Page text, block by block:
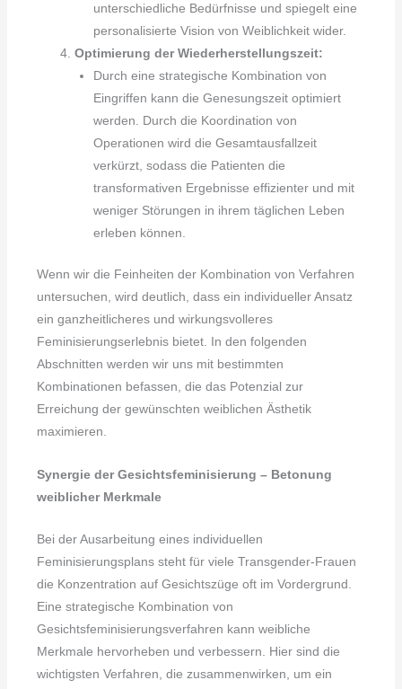
unterschiedliche Bedürfnisse und spiegelt eine
personalisierte Vision von Weiblichkeit wider.
Optimierung der Wiederherstellungszeit:
Durch eine strategische Kombination von
Eingriffen kann die Genesungszeit optimiert
werden. Durch die Koordination von
Operationen wird die Gesamtausfallzeit
verkürzt, sodass die Patienten die
transformativen Ergebnisse effizienter und mit
weniger Störungen in ihrem täglichen Leben
erleben können.
Wenn wir die Feinheiten der Kombination von Verfahren
untersuchen, wird deutlich, dass ein individueller Ansatz
ein ganzheitlicheres und wirkungsvolleres
Feminisierungserlebnis bietet. In den folgenden
Abschnitten werden wir uns mit bestimmten
Kombinationen befassen, die das Potenzial zur
Erreichung der gewünschten weiblichen Ästhetik
maximieren.
Synergie der Gesichtsfeminisierung – Betonung
weiblicher Merkmale
Bei der Ausarbeitung eines individuellen
Feminisierungsplans steht für viele Transgender-Frauen
die Konzentration auf Gesichtszüge oft im Vordergrund.
Eine strategische Kombination von
Gesichtsfeminisierungsverfahren kann weibliche
Merkmale hervorheben und verbessern. Hier sind die
wichtigsten Verfahren, die zusammenwirken, um ein